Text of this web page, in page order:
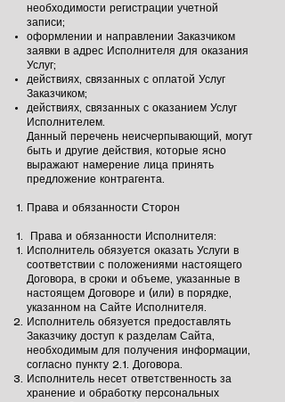
необходимости регистрации учетной
записи;
оформлении и направлении Заказчиком
заявки в адрес Исполнителя для оказания
Услуг;
действиях, связанных с оплатой Услуг
Заказчиком;
действиях, связанных с оказанием Услуг
Исполнителем.
Данный перечень неисчерпывающий, могут
быть и другие действия, которые ясно
выражают намерение лица принять
предложение контрагента.
Права и обязанности Сторон
Права и обязанности Исполнителя:
Исполнитель обязуется оказать Услуги в
соответствии с положениями настоящего
Договора, в сроки и объеме, указанные в
настоящем Договоре и (или) в порядке,
указанном на Сайте Исполнителя.
Исполнитель обязуется предоставлять
Заказчику доступ к разделам Сайта,
необходимым для получения информации,
согласно пункту 2.1. Договора.
Исполнитель несет ответственность за
хранение и обработку персональных